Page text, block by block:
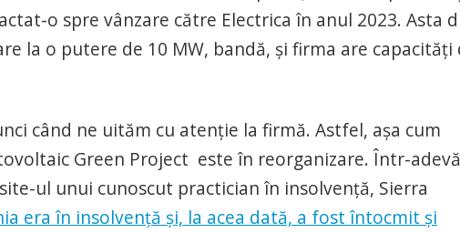
o spre vânzare către Electrica în anul 2023. Asta
la o putere de 10 MW, bandă, și firma are capacități
când ne uităm cu atenție la firmă. Astfel, așa cum
Green Project este în reorganizare. Într-
ul unui cunoscut practician în insolvență, Sierra
era în insolvență și, la acea dată, a fost întocmit și